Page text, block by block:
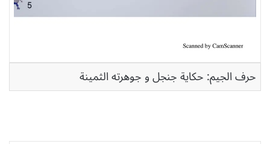
حرف الجيم: حكاية جنجل و جوهرته الثمينة